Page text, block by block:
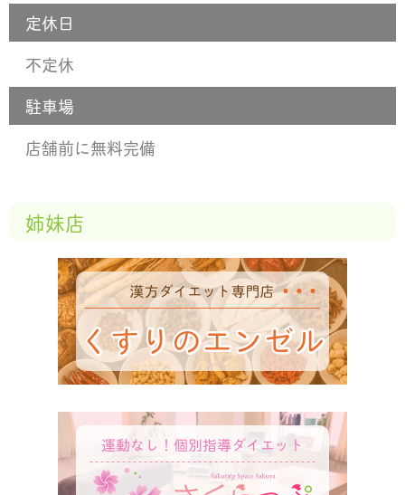
定休日
不定休
駐車場
店舗前に無料完備
姉妹店